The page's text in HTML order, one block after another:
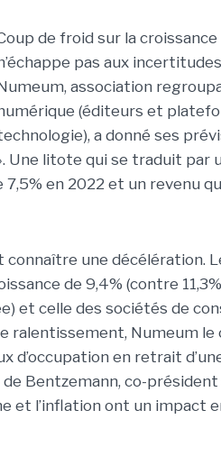
de froid sur la
pas aux
association
(éditeurs et
a donné ses
Une litote qui se traduit par
7,5% en 2022 et un revenu
connaître une décélération.
de 9,4% (contre
et celle des sociétés de
ralentissement, Numeum
d’occupation en retrait
Bentzemann, co-
et l’inflation ont un impact